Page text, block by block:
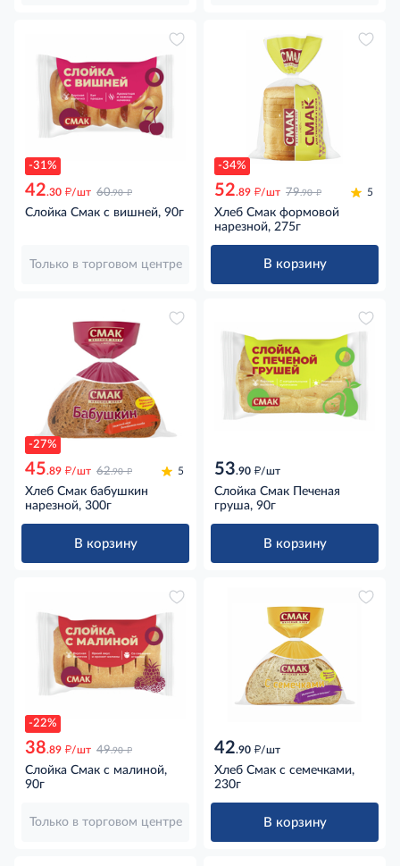
-31%
42.30 д/шт 60.90 д
Слойка Смак с вишней, 90г
Только в торговом центре
-34%
52.89 д/шт 79.90 д 5
Хлеб Смак формовой
нарезной, 275г
В корзину
-27%
45.89 д/шт 62.90 д 5
Хлеб Смак бабушкин
нарезной, 300г
В корзину
53.90 д/шт
Слойка Смак Печеная
груша, 90г
В корзину
-22%
38.89 д/шт 49.90 д
Слойка Смак с малиной,
90г
Только в торговом центре
42.90 д/шт
Хлеб Смак с семечками,
230г
В корзину